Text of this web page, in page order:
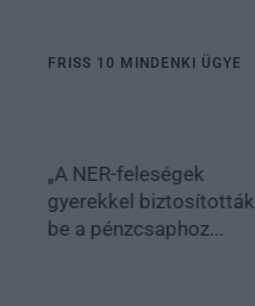
FRISS 10 MINDENKI ÜGYE
„A NER-feleségek
gyerekkel biztosították
be a pénzcsaphoz...